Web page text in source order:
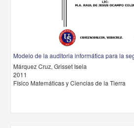
Modelo de la auditoria informática para la
Márquez Cruz, Grisset Isela
2011
Físico Matemáticas y Ciencias de la Tierra